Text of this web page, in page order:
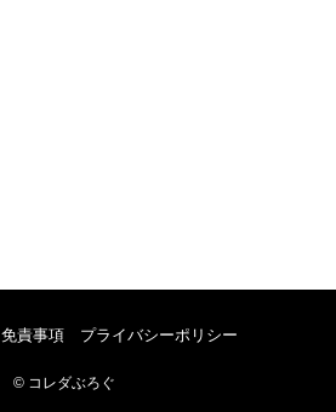
免責事項 プライバシーポリシー
© コレダぶろぐ